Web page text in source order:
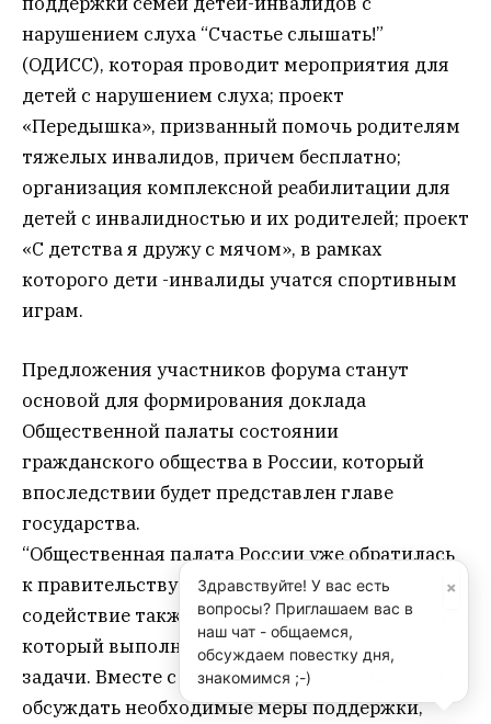
нарушением слуха “Счастье слышать!”
(ОДИСС), которая проводит мероприятия для
детей с нарушением слуха; проект
«Передышка», призванный помочь родителям
тяжелых инвалидов, причем бесплатно;
организация комплексной реабилитации для
детей с инвалидностью и их родителей; проект
«С детства я дружу с мячом», в рамках
которого дети -инвалиды учатся спортивным
играм.
Предложения участников форума станут
основой для формирования доклада
Общественной палаты состоянии
гражданского общества в России, который
впоследствии будет представлен главе
государства.
“Общественная палата России уже обратилась
к правительству с просьбой оказать
содействие также и некоммерческому сектору,
который выполняет важные социальные
задачи. Вместе с активистами региона будем
обсуждать необходимые меры поддержки,
×
Здравствуйте! У вас есть
вопросы? Приглашаем вас в
наш чат - общаемся,
обсуждаем повестку дня,
знакомимся ;-)